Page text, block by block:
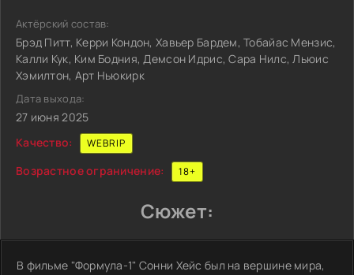
Актёрский состав:
Брэд Питт, Керри Кондон, Хавьер Бардем, Тобайас Мензис,
Калли Кук, Ким Бодния, Демсон Идрис, Сара Нилс, Льюис
Хэмилтон, Арт Ньюкирк
Дата выхода:
27 июня 2025
Качество:
WEBRIP
Возрастное ограничение: 18+
Сюжет:
В фильме "Формула-1" Сонни Хейс был на вершине мира,